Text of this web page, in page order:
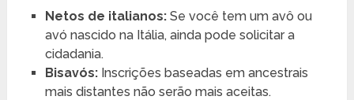
Netos de italianos:Se você tem um avô ou
avó nascido na Itália, ainda pode solicitar a
cidadania.
Bisavós:Inscrições baseadas em ancestrais
mais distantes não serão mais aceitas.